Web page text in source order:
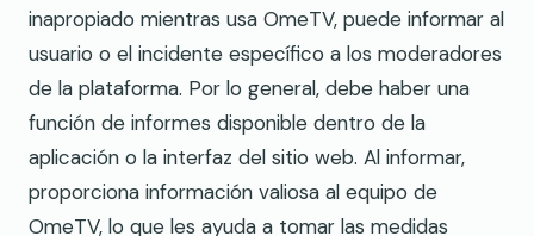
inapropiado mientras usa OmeTV, puede informar al
usuario o el incidente específico a los moderadores
de la plataforma. Por lo general, debe haber una
función de informes disponible dentro de la
aplicación o la interfaz del sitio web. Al informar,
proporciona información valiosa al equipo de
OmeTV, lo que les ayuda a tomar las medidas